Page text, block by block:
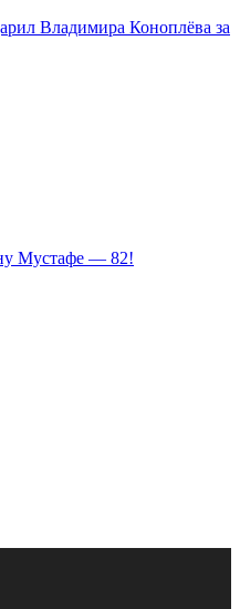
Владимира Коноплёва за
Мустафе — 82!